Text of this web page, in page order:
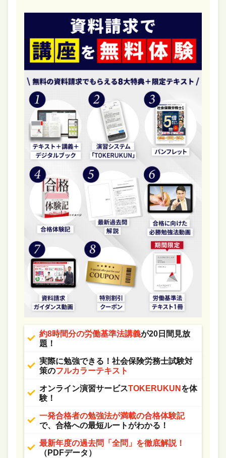
約8時間分の労働基準法講義が20日間見放
題！
実際に勉強できる！社会保険労務士試験対
策のフルカラーテキスト
オンライン演習サービスTOKERUKUN を体
験！
一発合格者の勉強法が満載の合格体験記
で、合格への最短ルートがわかる！
最新年度の過去問「全問」を徹底解説！
（PDFデータ）